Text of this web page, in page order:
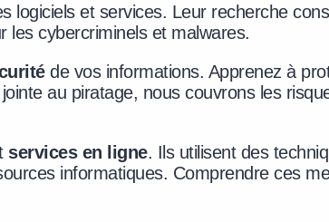
logiciels et services. Leur recherche
les cybercriminels et malwares.
de vos informations. Apprenez à
au piratage, nous couvrons les
services en ligne. Ils utilisent des
informatiques. Comprendre ces